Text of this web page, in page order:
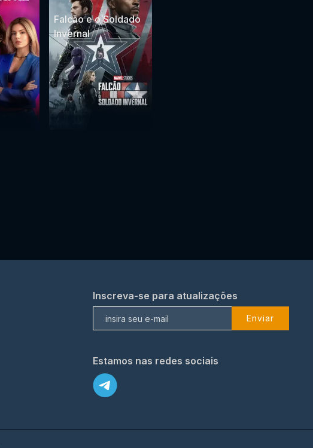
Falcão e o Soldado
Invernal
Inscreva-se para atualizações
Enviar
Estamos nas redes sociais